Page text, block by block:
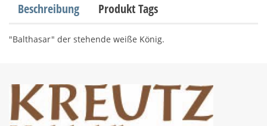
Beschreibung Produkt Tags
"Balthasar" der stehende weiße König.